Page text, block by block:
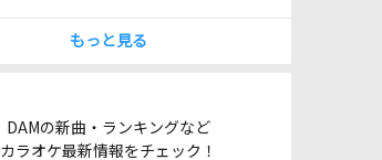
もっと見る
DAMの新曲・ランキングなど
カラオケ最新情報をチェック！